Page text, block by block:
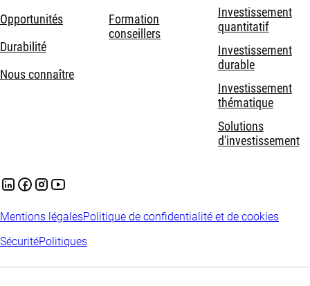
Opportunités
Durabilité
Nous connaître
Formation
conseillers
Investissement
quantitatif
Investissement
durable
Investissement
thématique
Solutions
d'investissement
Mentions légalesPolitique de confidentialité et de cookies
SécuritéPolitiques